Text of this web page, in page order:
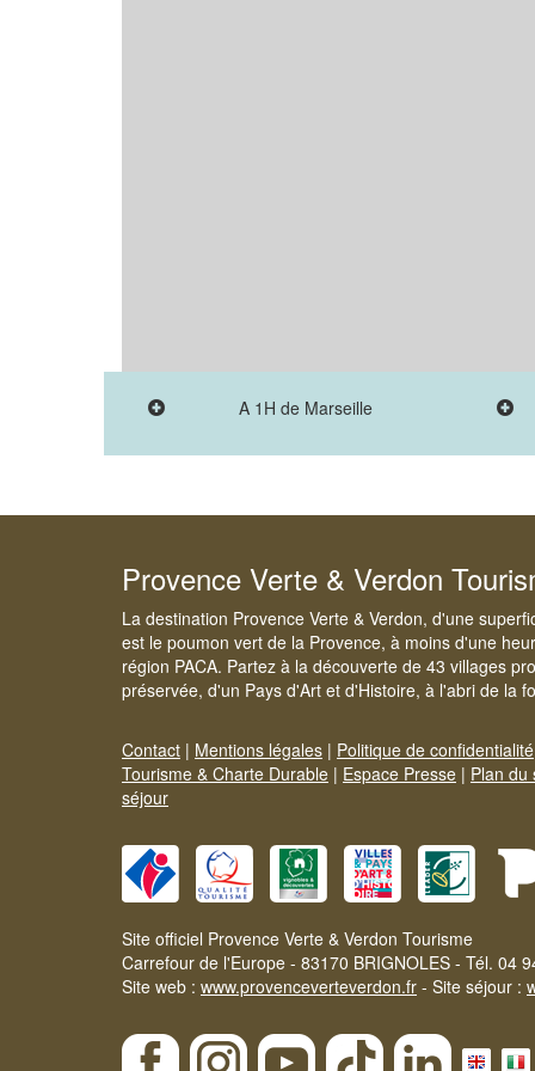
A 1H de Marseille
Provence Verte & Verdon
La destination Provence Verte & Verdon, d'une
est le poumon vert de la Provence, à moins d'une
région PACA. Partez à la découverte de 43 villages
préservée, d'un Pays d'Art et d'Histoire, à l'abri de la
Contact | Mentions légales | Politique de confidentialité
Tourisme & Charte Durable | Espace Presse | Plan du
séjour
Site officiel Provence Verte & Verdon Tourisme
Carrefour de l'Europe - 83170 BRIGNOLES - Tél. 04
Site web : www.provenceverteverdon.fr - Site séjour :